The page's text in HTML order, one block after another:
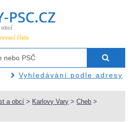
obcí
čísla
Vyhledávání podle adresy
a obcí > Karlovy Vary >Cheb >